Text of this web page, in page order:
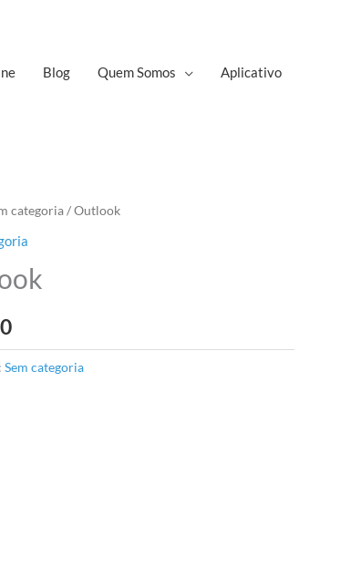
Blog Quem Somos Aplicativo
categoria/ Outlook
Sem categoria